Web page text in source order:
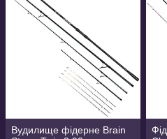
Вудилище фідерне Brain